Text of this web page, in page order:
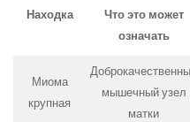
Находка
Что это может
означать
Миома
крупная
мышечный узел
матки